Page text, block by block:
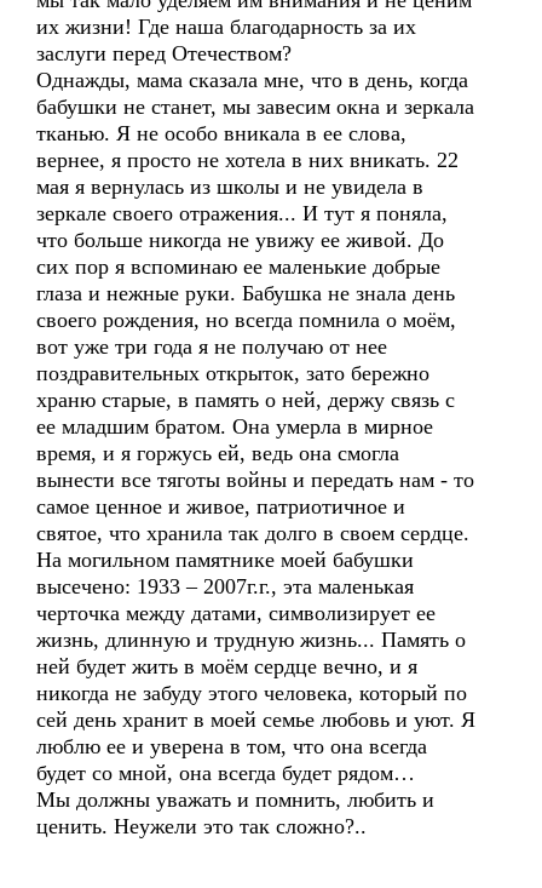
их жизни! Где наша благодарность за их
заслуги перед Отечеством?
Однажды, мама сказала мне, что в день, когда
бабушки не станет, мы завесим окна и зеркала
тканью. Я не особо вникала в ее слова,
вернее, я просто не хотела в них вникать. 22
мая я вернулась из школы и не увидела в
зеркале своего отражения... И тут я поняла,
что больше никогда не увижу ее живой. До
сих пор я вспоминаю ее маленькие добрые
глаза и нежные руки. Бабушка не знала день
своего рождения, но всегда помнила о моём,
вот уже три года я не получаю от нее
поздравительных открыток, зато бережно
храню старые, в память о ней, держу связь с
ее младшим братом. Она умерла в мирное
время, и я горжусь ей, ведь она смогла
вынести все тяготы войны и передать нам - то
самое ценное и живое, патриотичное и
святое, что хранила так долго в своем сердце.
На могильном памятнике моей бабушки
высечено: 1933 – 2007г.г., эта маленькая
черточка между датами, символизирует ее
жизнь, длинную и трудную жизнь... Память о
ней будет жить в моём сердце вечно, и я
никогда не забуду этого человека, который по
сей день хранит в моей семье любовь и уют. Я
люблю ее и уверена в том, что она всегда
будет со мной, она всегда будет рядом…
Мы должны уважать и помнить, любить и
ценить. Неужели это так сложно?..